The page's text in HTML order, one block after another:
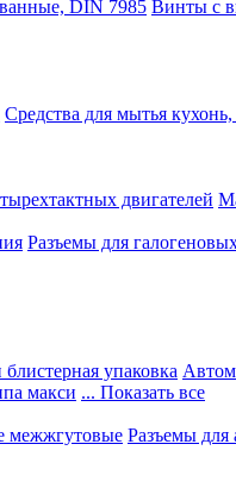
DIN 7985 Винты с
Средства для мытья
двигателей
Разъемы для
упаковка
макси ... Показать все
межжгутовые Разъемы